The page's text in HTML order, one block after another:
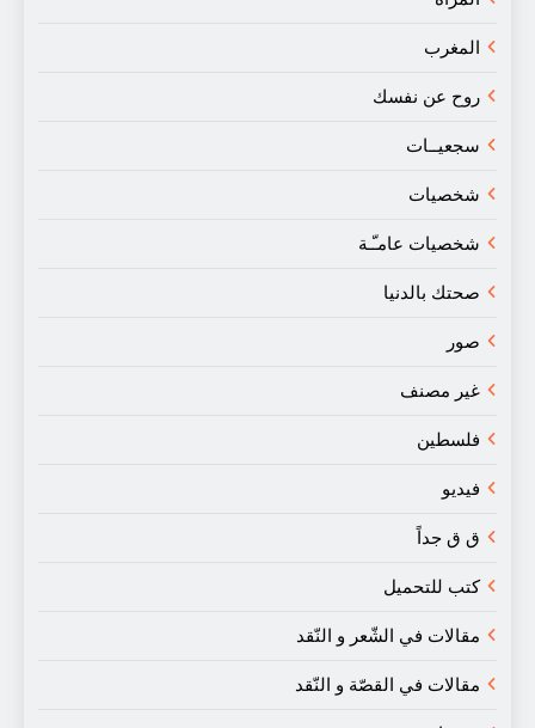
المغرب
روح عن نفسك
سجعيــات
شخصيات
شخصيات عامـّـة
صحتك بالدنيا
صور
غير مصنف
فلسطين
فيديو
ق ق جداً
كتب للتحميل
مقالات في الشّعر و النّقد
مقالات في القصّة و النّقد